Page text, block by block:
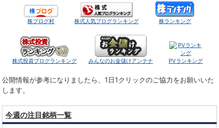
株ブログ村 株式人気ブログランキング 株ランキング
株式投資ブログランキング みんなのお金儲けアンテナ PVランキング
公開情報が参考になりましたら、1日1クリックのご協力をお願いいた
します。
今週の注目銘柄一覧